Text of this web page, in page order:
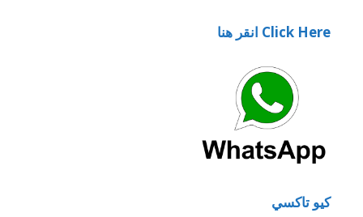
Click Here انقر هنا
كيو تاكسي